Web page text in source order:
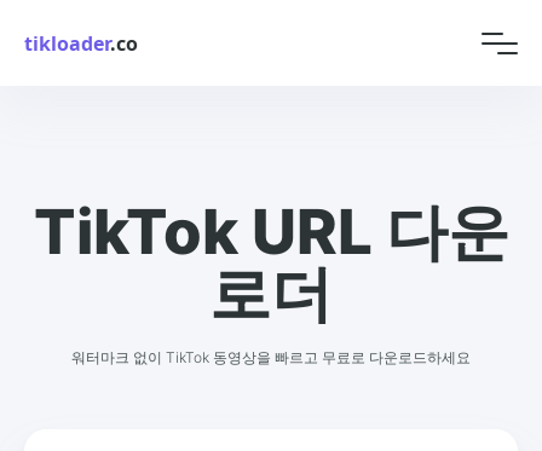
tikloader.co
TikTok URL 다운
로더
워터마크 없이 TikTok 동영상을 빠르고 무료로 다운로드하세요